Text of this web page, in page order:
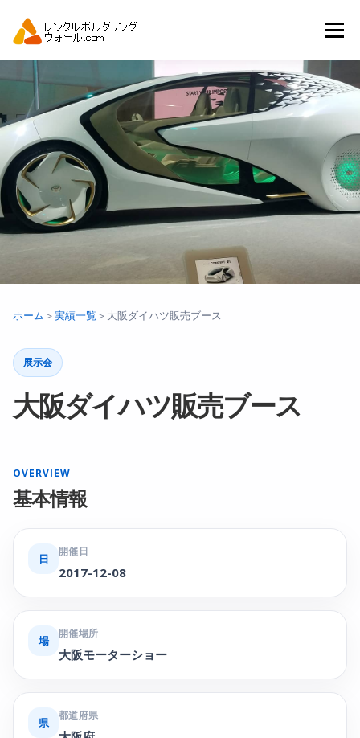
キ
メニュー
トップ 自動見積り 商品一覧
アーバンスポーツイベント.JP
ホーム ＞実績一覧 ＞ 大阪ダイハツ販売ブース
展示会
大阪ダイハツ販売ブース
OVERVIEW
基本情報
日
開催日
2017-12-08
場
開催場所
大阪モーターショー
県
都道府県